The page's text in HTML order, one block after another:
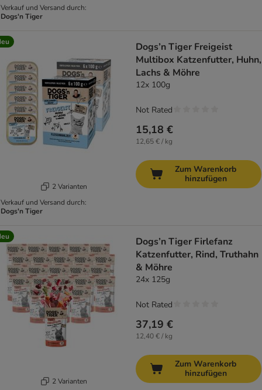
Verkauf und Versand durch:
Dogs'n Tiger
2 Varianten
Verkauf und Versand durch:
Dogs'n Tiger
Dogs’n Tiger Freigeist
Multibox Katzenfutter, Huhn,
Lachs & Möhre
12x 100g
15,18 €
12,65 € / kg
Not Rated
Zum Warenkorb
hinzufügen
2 Varianten
Dogs’n Tiger Firlefanz
Katzenfutter, Rind, Truthahn
& Möhre
24x 125g
37,19 €
12,40 € / kg
Not Rated
Zum Warenkorb
hinzufügen